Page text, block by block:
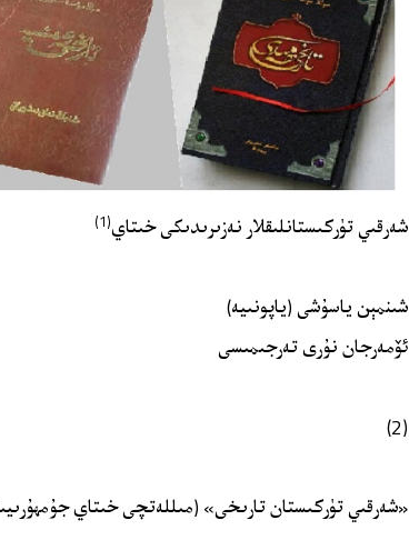
شەرقىي تۈركىستانلىقلار نەزىرىدىكى خىتاي(1)
شىنمېن ياسۇشى (ياپونىيە)
ئۆمەرجان نۇرى تەرجىمىسى
(2)
«شەرقىي تۈركىستان تارىخى» (مىللەتچى خىتاي